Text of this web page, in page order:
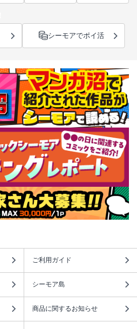
シーモアでポイ活
ご利用ガイド
シーモア島
商品に関するお知らせ